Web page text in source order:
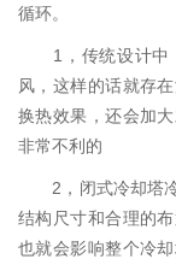
循环。
1，传统设计中，
风，这样的话就存
换热效果，还会加
非常不利的
2，闭式冷却塔冷
结构尺寸和合理的
也就会影响整个冷